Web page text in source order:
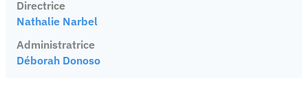
Directrice
Nathalie Narbel
Administratrice
Déborah Donoso